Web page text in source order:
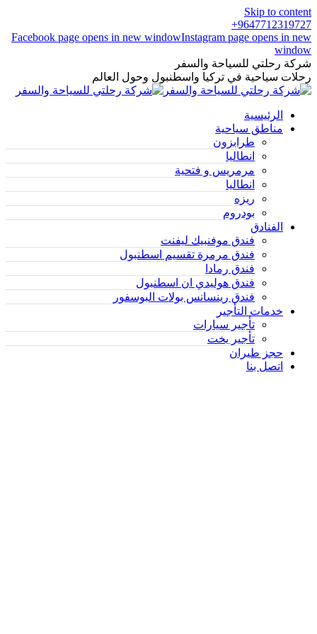
Skip to content
9647712319727+
Facebook page opens in new windowInstagram page opens in new
window
شركة رحلتي للسياحة والسفر
رحلات سياحية في تركيا واسطنبول وحول العالم
الرئيسية
مناطق سياحية
طرابزون
انطاليا
مرمريس و فتحية
انطاليا
ريزه
بودروم
الفنادق
فندق موفنبيك ليفنت
فندق مرمرة تقسيم اسطنبول
فندق رمادا
فندق هوليدي ان اسطنبول
فندق رينسانس بولات البوسفور
خدمات التأجير
تأجير سيارات
تأجير يخت
حجز طيران
اتصل بنا